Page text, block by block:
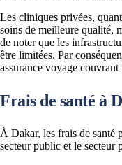
Les cliniques privées,
soins de meilleure qualité,
de noter que les
être limitées. Par
assurance voyage
Frais de santé à
À Dakar, les frais de santé
secteur public et le secteur